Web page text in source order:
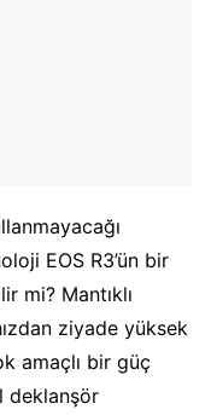
EOS R3’ün bir
mi? Mantıklı
ziyade yüksek
amaçlı bir güç
deklanşör